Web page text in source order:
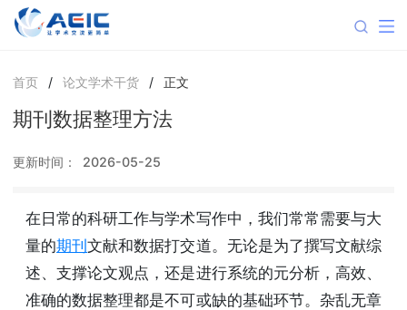
首页 / 论文学术干货 / 正文
期刊数据整理方法
更新时间： 2026-05-25
在日常的科研工作与学术写作中，我们常常需要与大
量的期刊文献和数据打交道。无论是为了撰写文献综
述、支撑论文观点，还是进行系统的元分析，高效、
准确的数据整理都是不可或缺的基础环节。杂乱无章